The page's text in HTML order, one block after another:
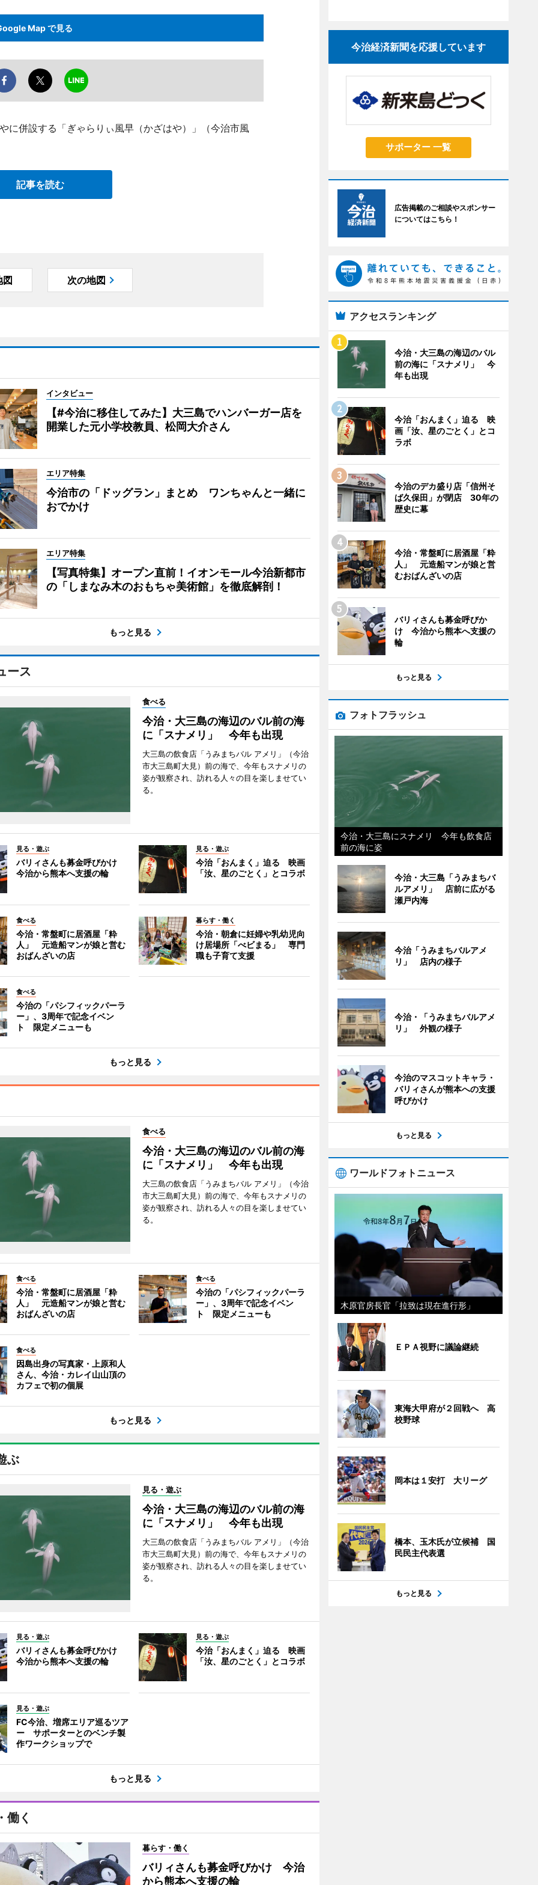
Map で見る
に併設する「ぎゃらりぃ風早（かざはや）」（今治市風
記事を読む
図 次の地図
インタビュー
【#今治に移住してみた】大三島でハンバーガー店を
開業した元小学校教員、松岡大介さん
エリア特集
今治市の「ドッグラン」まとめ ワンちゃんと一緒に
おでかけ
エリア特集
【写真特集】オープン直前！イオンモール今治新都市
の「しまなみ木のおもちゃ美術館」を徹底解剖！
もっと見る
ース
食べる
今治・大三島の海辺のバル前の海
に「スナメリ」 今年も出現
大三島の飲食店「うみまちバル アメリ」（今治
市大三島町大見）前の海で、今年もスナメリの
姿が観察され、訪れる人々の目を楽しませてい
る。
見る・遊ぶ
バリィさんも募金呼びかけ
今治から熊本へ支援の輪
見る・遊ぶ
今治「おんまく」迫る 映画
「汝、星のごとく」とコラボ
食べる
今治・常盤町に居酒屋「粋
人」 元造船マンが娘と営む
おばんざいの店
暮らす・働く
今治・朝倉に妊婦や乳幼児向
け居場所「べビまる」 専門
職も子育て支援
食べる
今治の「パシフィックパーラ
ー」、3周年で記念イベン
ト 限定メニューも
もっと見る
食べる
今治・大三島の海辺のバル前の海
に「スナメリ」 今年も出現
大三島の飲食店「うみまちバル アメリ」（今治
市大三島町大見）前の海で、今年もスナメリの
姿が観察され、訪れる人々の目を楽しませてい
る。
食べる
今治・常盤町に居酒屋「粋
人」 元造船マンが娘と営む
おばんざいの店
食べる
今治の「パシフィックパーラ
ー」、3周年で記念イベン
ト 限定メニューも
食べる
因島出身の写真家・上原和人
さん、今治・カレイ山山頂の
カフェで初の個展
もっと見る
ぶ
見る・遊ぶ
今治・大三島の海辺のバル前の海
に「スナメリ」 今年も出現
大三島の飲食店「うみまちバル アメリ」（今治
市大三島町大見）前の海で、今年もスナメリの
姿が観察され、訪れる人々の目を楽しませてい
る。
見る・遊ぶ
バリィさんも募金呼びかけ
今治から熊本へ支援の輪
見る・遊ぶ
今治「おんまく」迫る 映画
「汝、星のごとく」とコラボ
見る・遊ぶ
FC今治、増席エリア巡るツア
ー サポーターとのベンチ製
作ワークショップで
もっと見る
働く
暮らす・働く
バリィさんも募金呼びかけ 今治
から熊本へ支援の輪
今治経済新聞を応援しています
サポーター 一覧
広告掲載のご相談やスポンサー
についてはこちら！
アクセスランキング
今治・大三島の海辺のバル
前の海に「スナメリ」 今
年も出現
今治「おんまく」迫る 映
画「汝、星のごとく」とコ
ラボ
今治のデカ盛り店「信州そ
ば久保田」が閉店 30年の
歴史に幕
今治・常盤町に居酒屋「粋
人」 元造船マンが娘と営
むおばんざいの店
バリィさんも募金呼びか
け 今治から熊本へ支援の
輪
もっと見る
フォトフラッシュ
今治・大三島にスナメリ 今年も飲食店
前の海に姿
今治・大三島「うみまちバ
ルアメリ」 店前に広がる
瀬戸内海
今治「うみまちバルアメ
リ」 店内の様子
今治・「うみまちバルアメ
リ」 外観の様子
今治のマスコットキャラ・
バリィさんが熊本への支援
呼びかけ
もっと見る
ワールドフォトニュース
木原官房長官「拉致は現在進行形」
ＥＰＡ視野に議論継続
東海大甲府が２回戦へ 高
校野球
岡本は１安打 大リーグ
橋本、玉木氏が立候補 国
民民主代表選
もっと見る